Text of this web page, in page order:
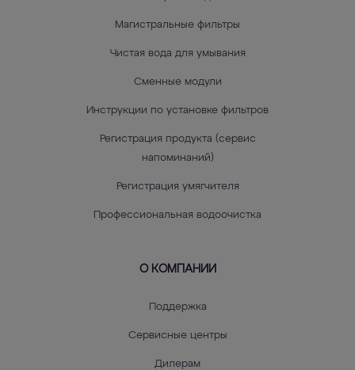
Магистральные фильтры
Чистая вода для умывания
Сменные модули
Инструкции по установке фильтров
Регистрация продукта (сервис
напоминаний)
Регистрация умягчителя
Профессиональная водоочистка
О КОМПАНИИ
Поддержка
Сервисные центры
Дилерам